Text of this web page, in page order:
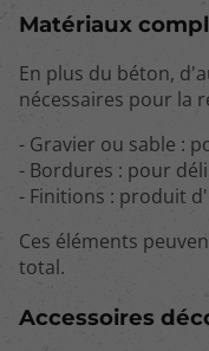
Matériaux
En plus du béton,
nécessaires pour la
- Gravier ou sable :
- Bordures : pour
- Finitions : produit
Ces éléments
total.
Accessoires